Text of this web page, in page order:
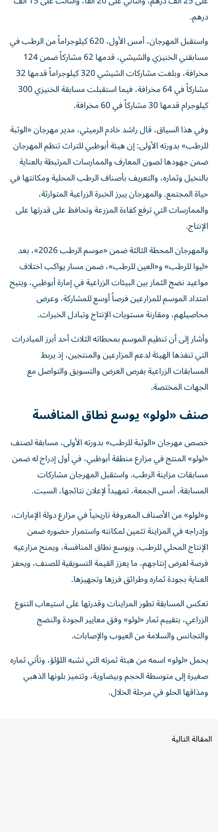
درهم.
واستقبل المهرجان، أمس الأول، 620 كيلوجراماً من الرطب في
مسابقتي الخنيزي والشيشي، قدمها 62 مشاركاً ضمن 124
مخرافة، وبلغت مشاركات الشيشي 320 كيلوجراماً قدمها 32
مشاركاً في 64 مخرافة، فيما استقبلت مسابقة الخنيزي 300
كيلوجرام قدمها 30 مشاركاً في 60 مخرافة.
وفي هذا السياق، قال راشد خادم الرميثي، مدير مهرجان «الوثبة
للرطب» بدورته الأولى: إن هيئة أبوظبي للتراث تنظم المهرجان
ضمن جهودها لصون المعارف والممارسات المرتبطة بالعناية
بالنخيل وثماره، والتعريف بأصناف الرطب المحلية ومكانتها في
حياة المجتمع. والمهرجان يبرز الخبرة الزراعية المتوارثة،
والممارسات التي ترفع كفاءة المزرعة وتحافظ على قدرتها على
الإنتاج.
والمهرجان المحطة الثالثة ضمن «موسم الرطب 2026»، بعد
«ليوا للرطب» و«العين للرطب»، ضمن مسار يواكب اختلاف
مواعيد نضج الثمار بين البيئات الزراعية في إمارة أبوظبي، ويتيح
امتداد الموسم للمزارعين فرصاً أوسع للمشاركة، وعرض
محاصيلهم، ومقارنة مستويات الإنتاج وتبادل الخبرات.
وأشار إلى أن تنظيم الموسم بمحطاته الثلاث أحد أبرز المبادرات
التي تنفذها الهيئة لدعم المزارعين والمنتجين، إذ يربط
المسابقات الزراعية بفرص العرض والتسويق والتواصل مع
الجهات المختصة.
صنف «لولو» يوسع نطاق المنافسة
خصص مهرجان «الوثبة للرطب» بدورته الأولى، مسابقة لصنف
«لولو» المنتج في مزارع منطقة أبوظبي، في أول إدراج له ضمن
مسابقات مزاينة الرطب. واستقبل المهرجان مشاركات
المسابقة، أمس الجمعة، تمهيداً لإعلان نتائجها، السبت.
و«لولو» من الأصناف المعروفة تاريخياً في مزارع دولة الإمارات،
وإدراجه في المزاينة تثمين لمكانته واستمرار حضوره ضمن
الإنتاج المحلي للرطب، ويوسع نطاق المنافسة، ويمنح مزارعيه
فرصة لعرض إنتاجهم، ما يعزز القيمة التسويقية للصنف، ويحفز
العناية بجودة ثماره وطرائق فرزها وتجهيزها.
تعكس المسابقة تطور المزاينات وقدرتها على استيعاب التنوع
الزراعي، بتقييم ثمار «لولو» وفق معايير الجودة والنضج
والتجانس والسلامة من العيوب والإصابات.
يحمل «لولو» اسمه من هيئة ثمرته التي تشبه اللؤلؤ، وتأتي ثماره
صغيرة إلى متوسطة الحجم وبيضاوية، وتتميز بلونها الذهبي
ومذاقها الحلو في مرحلة الخلال.
المقالة التالية